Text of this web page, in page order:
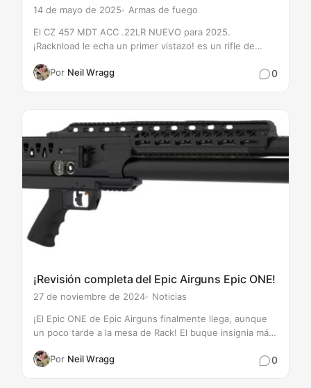
14 de mayo de 2025 Armas de fuego
Por Neil Wragg
El CZ 457 MDT ACC .22LR NUEVO para 2025.
¡Racknload le echa un primer vistazo! es un rifle de
competición. Cuenta con un cañón estriado forjado en0
¡Revisión completa del Epic Airguns Epic ONE!
27 de noviembre de 2024 Noticias
Por Neil Wragg
¡El Epic ONE de Epic Airguns finalmente llega, aunque
un poco tarde a la mesa de Rack! El buque insignia más
siguiente nivel. El modelo ONE es…
0